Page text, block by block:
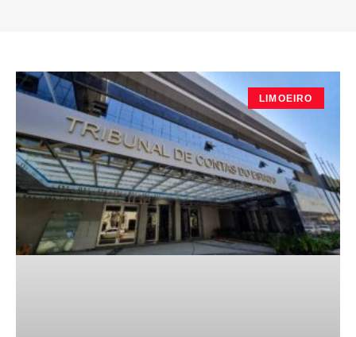
LIMOEIRO